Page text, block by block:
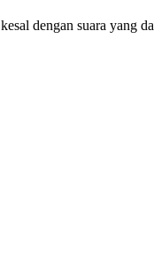
dengan suara